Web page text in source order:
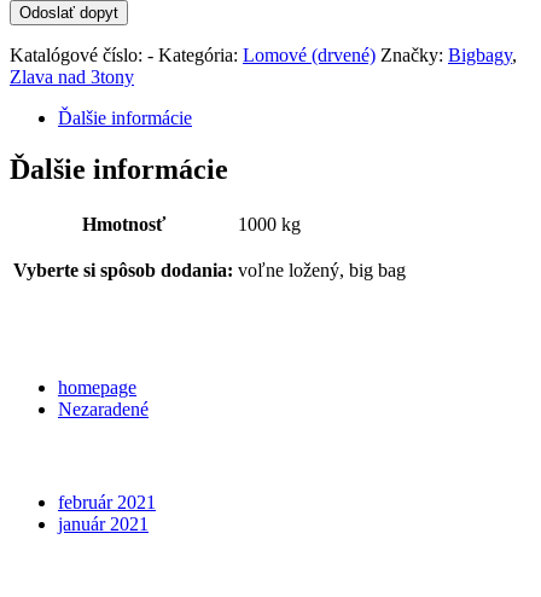
Katalógové číslo: - Kategória: Lomové (drvené) Značky: Bigbagy,
Zlava nad 3tony
Ďalšie informácie
Ďalšie informácie
Hmotnosť 1000 kg
Vyberte si spôsob dodania: voľne ložený, big bag
homepage
Nezaradené
február 2021
január 2021